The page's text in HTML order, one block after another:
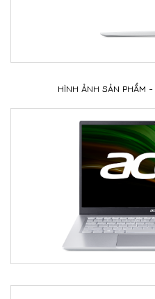
HÌNH ẢNH SẢN PHẨM